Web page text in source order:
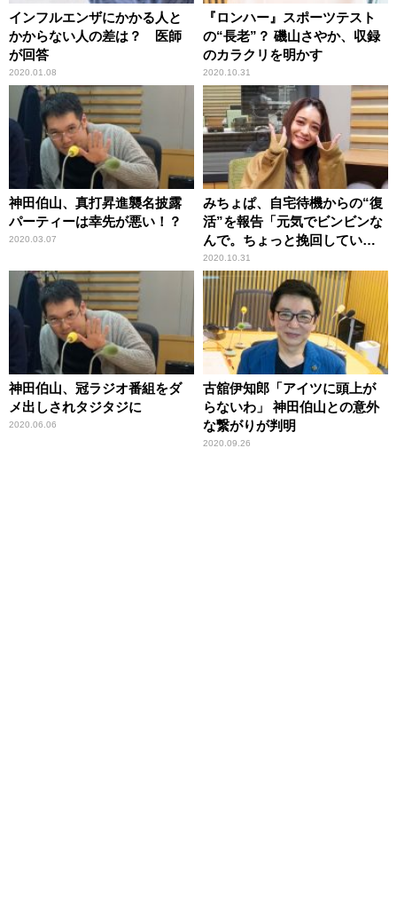
インフルエンザにかかる人と
かからない人の差は？ 医師
が回答
2020.01.08
『ロンハー』スポーツテスト
の“長老”？ 磯山さやか、収録
のカラクリを明かす
2020.10.31
神田伯山、真打昇進襲名披露
パーティーは幸先が悪い！？
2020.03.07
みちょぱ、自宅待機からの“復
活”を報告「元気でビンビンな
んで。ちょっと挽回していこ
うかなと思ってます」
2020.10.31
神田伯山、冠ラジオ番組をダ
メ出しされタジタジに
2020.06.06
古舘伊知郎「アイツに頭上が
らないわ」 神田伯山との意外
な繋がりが判明
2020.09.26